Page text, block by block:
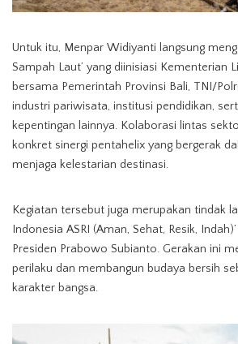
Untuk itu, Menpar Widiyanti langsung
Sampah Laut’ yang diinisiasi Kementerian
bersama Pemerintah Provinsi Bali, TNI/
industri pariwisata, institusi pendidikan,
kepentingan lainnya. Kolaborasi lintas
konkret sinergi pentahelix yang bergerak
menjaga kelestarian destinasi.
Kegiatan tersebut juga merupakan tindak
Indonesia ASRI (Aman, Sehat, Resik,
Presiden Prabowo Subianto. Gerakan ini
perilaku dan membangun budaya bersih
karakter bangsa.